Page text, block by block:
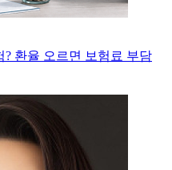
? 환율 오르면 보험료 부담